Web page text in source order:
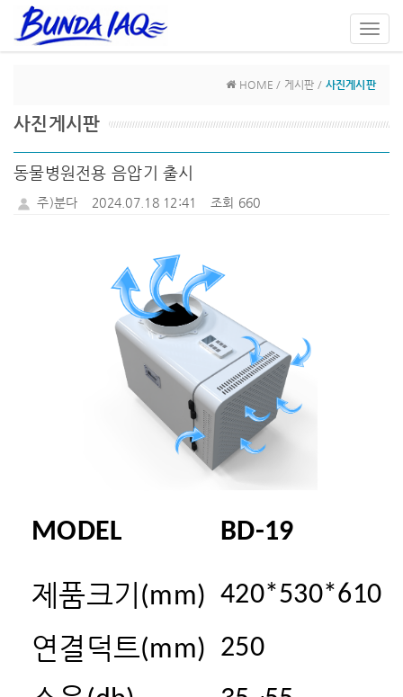
HOME / 게시판 / 사진게시판
사진게시판
동물병원전용 음압기 출시
주)분다 2024.07.18 12:41 조회 660
MODEL BD-19
제품크기 (mm) 420*530*610
연결덕트(mm) 250